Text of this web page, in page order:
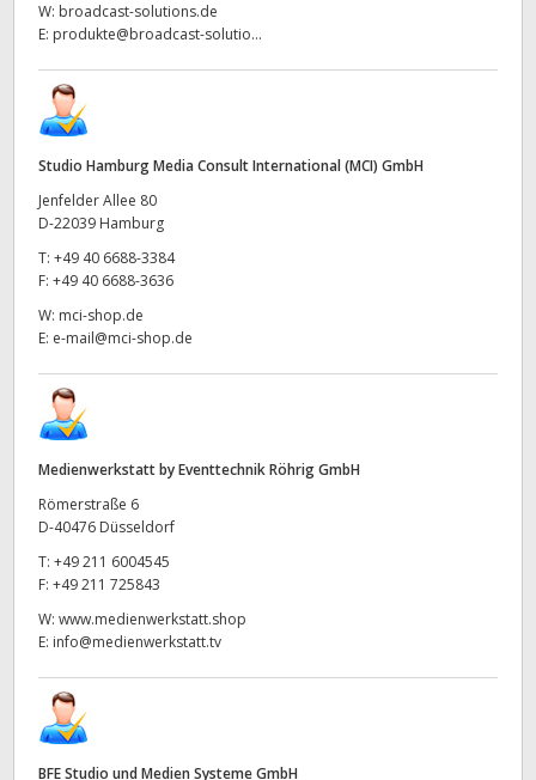
W: broadcast-solutions.de
E: produkte@broadcast-solutio...
Studio Hamburg Media Consult International (MCI) GmbH
Jenfelder Allee 80
D-22039 Hamburg
T: +49 40 6688-3384
F: +49 40 6688-3636
W: mci-shop.de
E: e-mail@mci-shop.de
Medienwerkstatt by Eventtechnik Röhrig GmbH
Römerstraße 6
D-40476 Düsseldorf
T: +49 211 6004545
F: +49 211 725843
W: www.medienwerkstatt.shop
E: info@medienwerkstatt.tv
BFE Studio und Medien Systeme GmbH